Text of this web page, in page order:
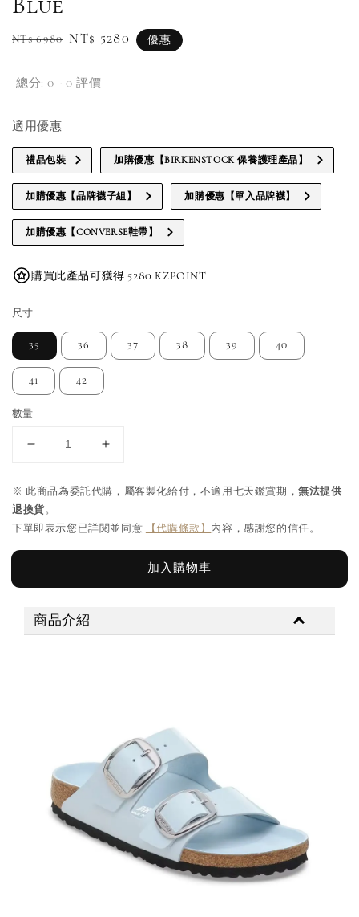
Regular
NT$ 6980 Sale
NT$ 5280 優惠
總分:0 - 0 評價
適用優惠
禮品包裝 加購優惠【BIRKENSTOCK 保養護理產品】
加購優惠【品牌襪子組】 加購優惠【單入品牌襪】
加購優惠【CONVERSE鞋帶】
購買此產品可獲得 5280 KZPOINT
尺寸
35 36 37 38 39 40
41 42
數量
※ 此商品為委託代購，屬客製化給付，不適用七天鑑賞期，無法提供
退換貨。
下單即表示您已詳閱並同意
【代購條款】 內容，感謝您的信任。
加入購物車
商品介紹